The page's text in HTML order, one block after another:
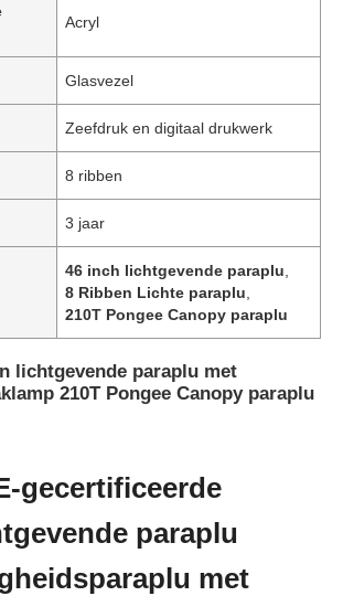
Acryl
Glasvezel
Zeefdruk en digitaal drukwerk
8 ribben
3 jaar
46 inch lichtgevende paraplu
8 Ribben Lichte paraplu
210T Pongee Canopy paraplu
lichtgevende paraplu met
210T Pongee Canopy paraplu
gecertificeerde
paraplu
met